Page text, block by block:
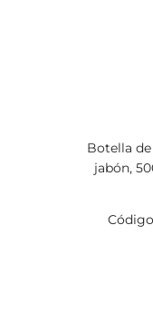
Botella
jabón,